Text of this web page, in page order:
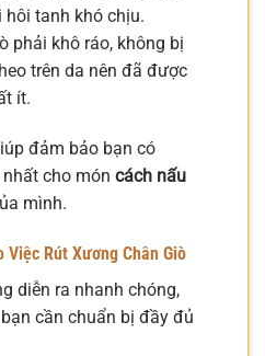
hôi tanh khó chịu.
phải khô ráo, không bị
trên da nên đã được
ít.
đảm bảo bạn có
cho món cách nấu
mình.
Việc Rút Xương Chân Giò
diễn ra nhanh chóng,
cần chuẩn bị đầy đủ